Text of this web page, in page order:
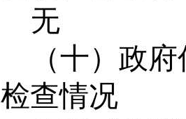
无
（十）政
检查情况